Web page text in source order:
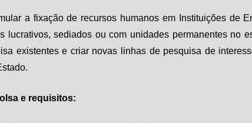
a fixação de recursos humanos em Instituições de
lucrativos, sediados ou com unidades permanentes no
existentes e criar novas linhas de pesquisa de
e requisitos: